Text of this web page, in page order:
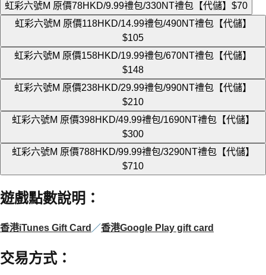
虹彩六號M 原價78HKD/9.99禮包/330NT禮包【代儲】 $70
虹彩六號M 原價118HKD/14.99禮包/490NT禮包【代儲】
$105
虹彩六號M 原價158HKD/19.99禮包/670NT禮包【代儲】
$148
虹彩六號M 原價238HKD/29.99禮包/990NT禮包【代儲】
$210
虹彩六號M 原價398HKD/49.99禮包/1690NT禮包【代儲】
$300
虹彩六號M 原價788HKD/99.99禮包/3290NT禮包【代儲】
$710
遊戲點數說明 ：
香港iTunes Gift Card ／香港Google Play gift card
交易方式：